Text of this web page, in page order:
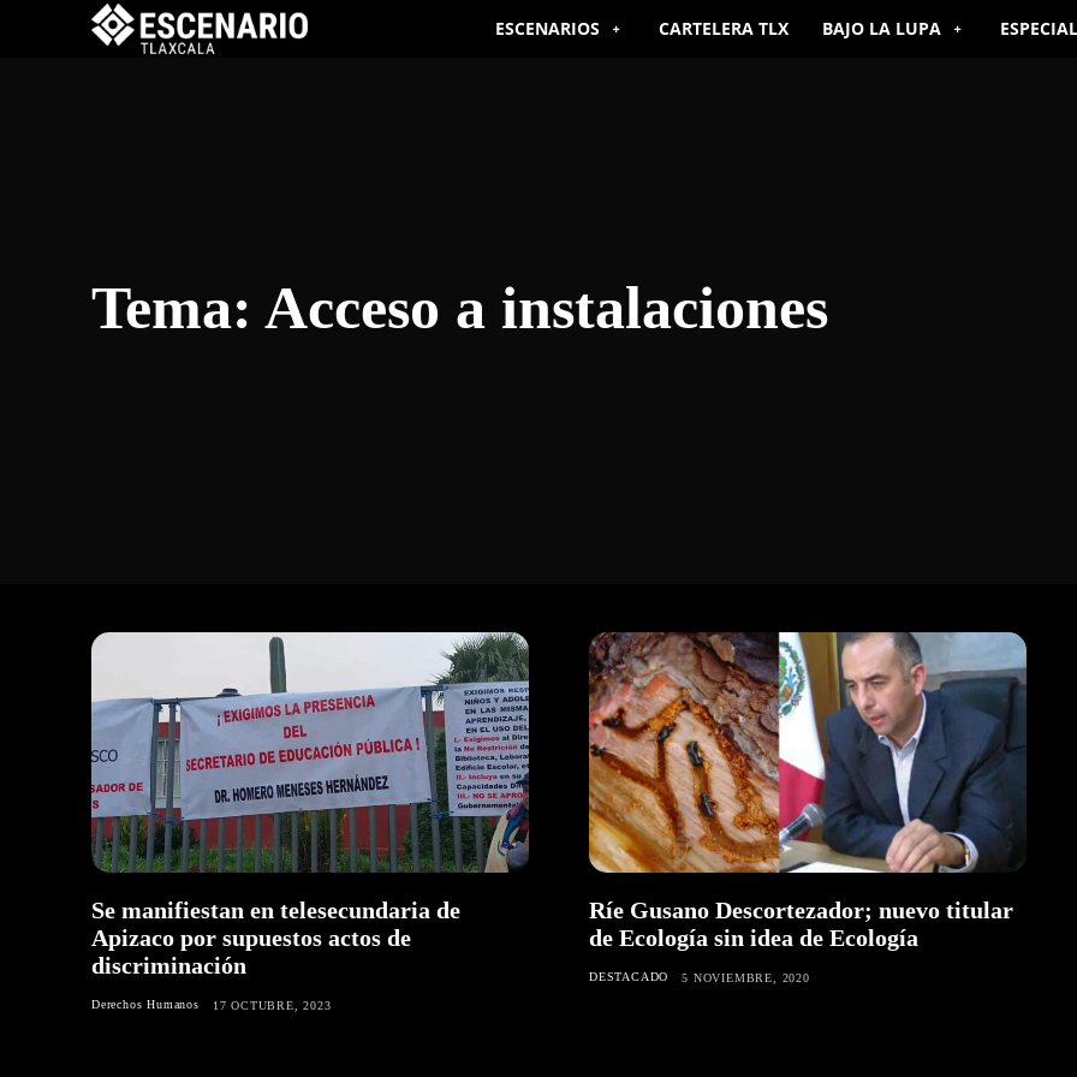
ESCENARIOS CARTELERA TLX BAJO LA LUPA
Tema: Acceso a instalaciones
Se manifiestan en telesecundaria de
Apizaco por supuestos actos de
discriminación
Derechos Humanos 17 OCTUBRE, 2023
Ríe Gusano Descortezador; nuevo titular
de Ecología sin idea de Ecología
DESTACADO 5 NOVIEMBRE, 2020